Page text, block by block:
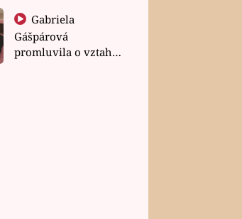
Gabriela
Gášpárová
promluvila o vztahu